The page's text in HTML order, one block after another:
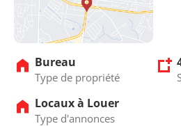
Bureau
Type de propriété
Locaux à Louer
Type d'annonces